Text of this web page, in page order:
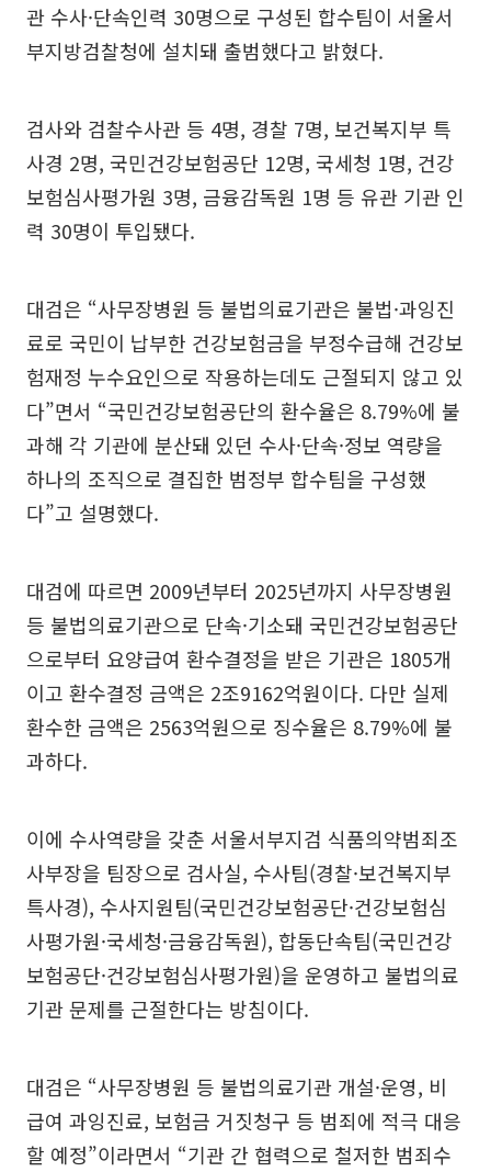
관 수사·단속인력 30명으로 구성된 합수팀이 서울서
부지방검찰청에 설치돼 출범했다고 밝혔다.
검사와 검찰수사관 등 4명, 경찰 7명, 보건복지부 특
사경 2명, 국민건강보험공단 12명, 국세청 1명, 건강
보험심사평가원 3명, 금융감독원 1명 등 유관 기관 인
력 30명이 투입됐다.
대검은 “사무장병원 등 불법의료기관은 불법·과잉진
료로 국민이 납부한 건강보험금을 부정수급해 건강보
험재정 누수요인으로 작용하는데도 근절되지 않고 있
다”면서 “국민건강보험공단의 환수율은 8.79%에 불
과해 각 기관에 분산돼 있던 수사·단속·정보 역량을
하나의 조직으로 결집한 범정부 합수팀을 구성했
다”고 설명했다.
대검에 따르면 2009년부터 2025년까지 사무장병원
등 불법의료기관으로 단속·기소돼 국민건강보험공단
으로부터 요양급여 환수결정을 받은 기관은 1805개
이고 환수결정 금액은 2조9162억원이다. 다만 실제
환수한 금액은 2563억원으로 징수율은 8.79%에 불
과하다.
이에 수사역량을 갖춘 서울서부지검 식품의약범죄조
사부장을 팀장으로 검사실, 수사팀(경찰·보건복지부
특사경), 수사지원팀(국민건강보험공단·건강보험심
사평가원·국세청·금융감독원), 합동단속팀(국민건강
보험공단·건강보험심사평가원)을 운영하고 불법의료
기관 문제를 근절한다는 방침이다.
대검은 “사무장병원 등 불법의료기관 개설·운영, 비
급여 과잉진료, 보험금 거짓청구 등 범죄에 적극 대응
할 예정”이라면서 “기관 간 협력으로 철저한 범죄수